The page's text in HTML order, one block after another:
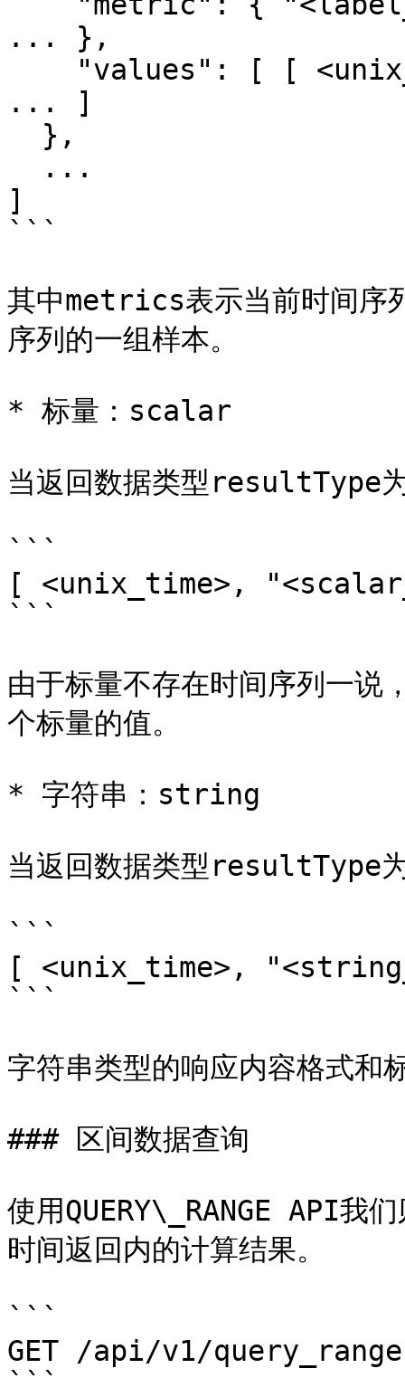
... },
... ]
]
```
其中metrics表示当前时间序
序列的一组样本。
* 标量：scalar
当返回数据类型resultType
```
[ <unix_time>,
```
由于标量不存在时间序列一
个标量的值。
* 字符串：string
当返回数据类型
```
[ <unix_time>,
```
字符串类型的响应内容格式和
### 区间数据查询
使用QUERY\_RANGE API我
时间返回内的计算结果。
```
GET /api/v1/query_range
```